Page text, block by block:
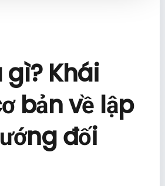
gì? Khái
bản về lập
đối